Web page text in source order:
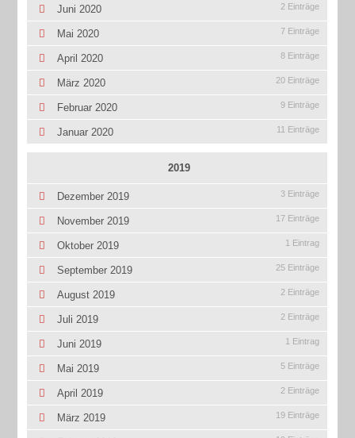
Juni 2020 2 Einträge
Mai 2020 7 Einträge
April 2020 8 Einträge
März 2020 20 Einträge
Februar 2020 9 Einträge
Januar 2020 11 Einträge
2019
Dezember 2019 3 Einträge
November 2019 17 Einträge
Oktober 2019 1 Eintrag
September 2019 25 Einträge
August 2019 2 Einträge
Juli 2019 2 Einträge
Juni 2019 1 Eintrag
Mai 2019 5 Einträge
April 2019 2 Einträge
März 2019 19 Einträge